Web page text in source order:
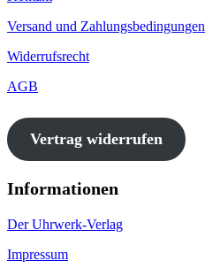
Versand und Zahlungsbedingungen
Widerrufsrecht
AGB
Vertrag widerrufen
Informationen
Der Uhrwerk-Verlag
Impressum